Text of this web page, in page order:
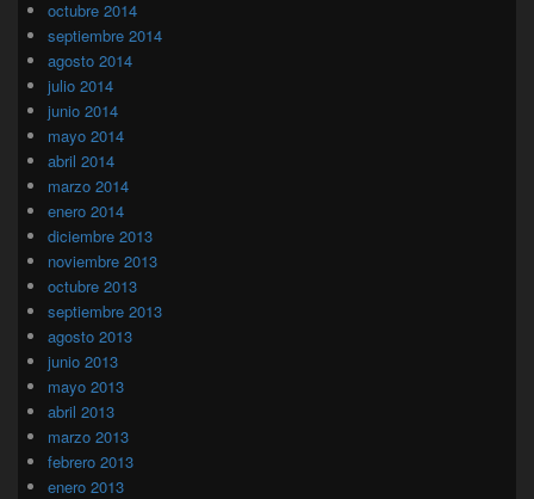
octubre 2014
septiembre 2014
agosto 2014
julio 2014
junio 2014
mayo 2014
abril 2014
marzo 2014
enero 2014
diciembre 2013
noviembre 2013
octubre 2013
septiembre 2013
agosto 2013
junio 2013
mayo 2013
abril 2013
marzo 2013
febrero 2013
enero 2013